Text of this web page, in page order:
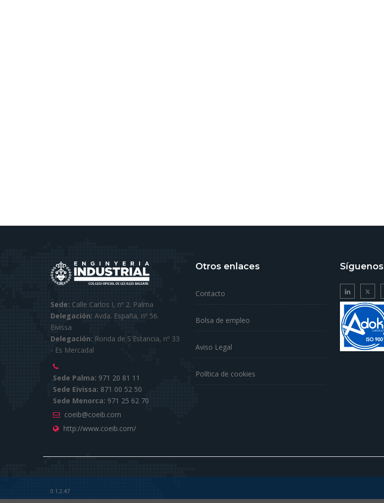
Sede: Calle Carlos I, nº 2. Palma
Delegación: Avda. España, nº 56.
Eivissa
Delegación: Ronda de S'Estancia, nº 33
- Es Mercadal
Sede Palma: 971 20 81 11
Sede Eivissa: 871 00 52 50
Sede Menorca: 971 25 62 70
coeib@coeib.com
http://www.coeib.com/
Otros enlaces
Contacto
Bolsa de empleo
Aviso Legal
Política de cookies
Síguenos
0.1.2.47